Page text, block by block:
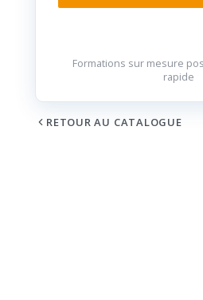
Formations sur mesure
rapide
RETOUR AU CATALOGUE